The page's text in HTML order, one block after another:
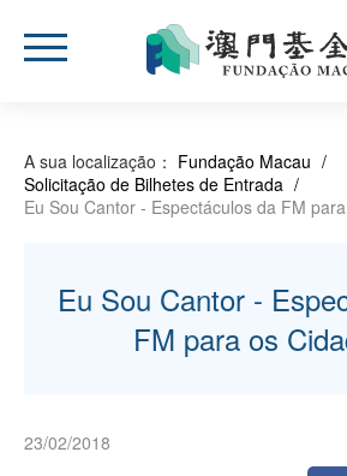
A sua localização： Fundação Macau /
Solicitação de Bilhetes de Entrada /
Eu Sou Cantor - Espectáculos da FM
Eu Sou Cantor -
FM para os
23/02/2018